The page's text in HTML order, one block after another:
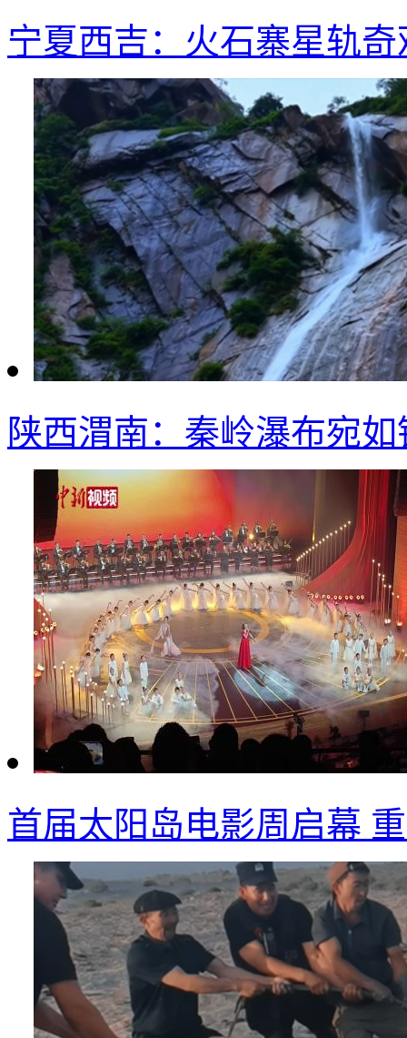
宁夏西吉：火石寨星轨
陕西渭南：秦岭瀑布宛
首届太阳岛电影周启幕